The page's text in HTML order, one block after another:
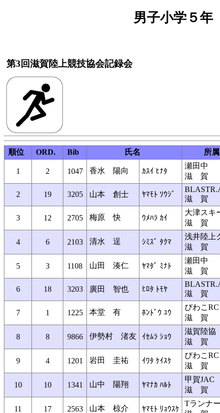
男子小学５年
第3回滋賀陸上競技協会記録会
順位 ORD. Bib 氏名 所属
1 2 1047 香水 陽向 ｶｽｲ ﾋﾅﾀ
瀬田中
滋 賀
2 19 3205 山本 創士 ﾔﾏﾓﾄ ｿｳｼﾞ
滋 賀
3 12 2705 梅原 快 ｳﾒﾊﾗ ｶｲ
大津スキ
滋 賀
4 6 2103 清水 逞 ｼﾐｽﾞ ﾀｸﾏ
浅井陸上
滋 賀
5 3 1108 山田 湊仁 ﾔﾏﾀﾞ ﾐﾅﾄ
瀬田中
滋 賀
6 18 3203 廣田 智也 ﾋﾛﾀ ﾄﾓﾔ
滋 賀
7 1 1225 本堂 有 ﾎﾝﾄﾞｳ ﾕｳ
びわこRC
滋 賀
8 8 9866 伊勢村 渚友 ｲｾﾑﾗ ｼｮｳ
滋賀陸協
滋 賀
9 4 1201 岩田 圭祐 ｲﾜﾀ ｹｲｽｹ
びわこRC
滋 賀
10 10 1341 山中 陽翔 ﾔﾏﾅｶ ﾊﾙﾄ
甲賀JAC
滋 賀
11 17 2563 山本 椋介 ﾔﾏﾓﾄ ﾘｮｳｽｹ
Tランナ